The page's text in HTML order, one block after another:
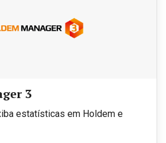
3
estatísticas em Holdem e